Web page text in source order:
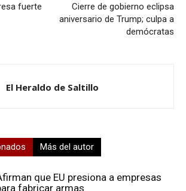
fuerte
Cierre de gobierno eclipsa
aniversario de Trump; culpa a
demócratas
El Heraldo de Saltillo
Más del autor
que EU presiona a empresas
fabricar armas